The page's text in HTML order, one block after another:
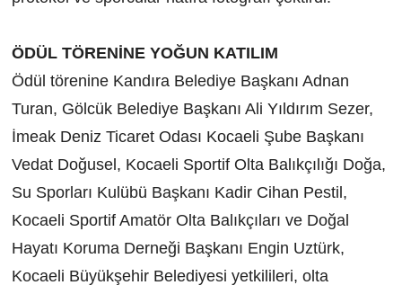
ÖDÜL TÖRENİNE YOĞUN KATILIM
Ödül törenine Kandıra Belediye Başkanı Adnan
Turan, Gölcük Belediye Başkanı Ali Yıldırım Sezer,
İmeak Deniz Ticaret Odası Kocaeli Şube Başkanı
Vedat Doğusel, Kocaeli Sportif Olta Balıkçılığı Doğa,
Su Sporları Kulübü Başkanı Kadir Cihan Pestil,
Kocaeli Sportif Amatör Olta Balıkçıları ve Doğal
Hayatı Koruma Derneği Başkanı Engin Uztürk,
Kocaeli Büyükşehir Belediyesi yetkilileri, olta